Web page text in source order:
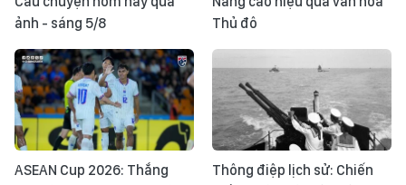
ảnh - sáng 5/8
Thủ đô
ASEAN Cup 2026: Thắng
Thông điệp lịch sử: Chiến